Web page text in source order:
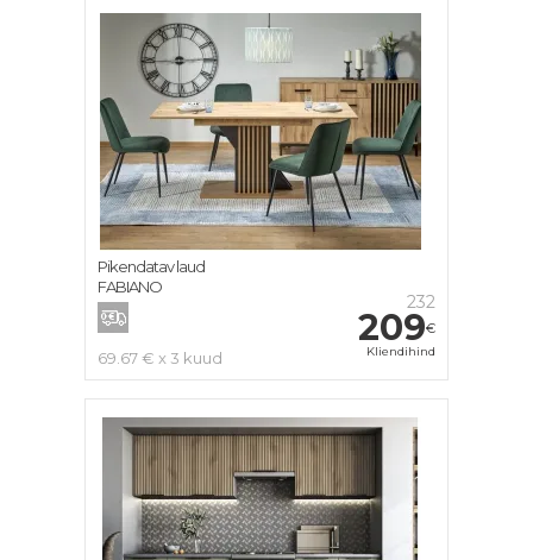
232
209€
Kliendihind
69.67 € x 3 kuud
Pikendatav laud
FABIANO